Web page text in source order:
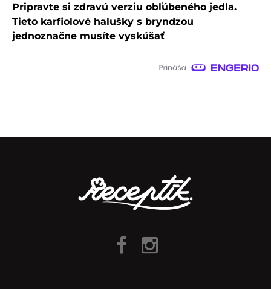
Pripravte si zdravú verziu obľúbeného jedla.
Tieto karfiolové halušky s bryndzou
jednoznačne musíte vyskúšať